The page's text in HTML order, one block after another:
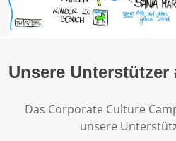
Unsere Unterstützer
Das Corporate Culture
unsere